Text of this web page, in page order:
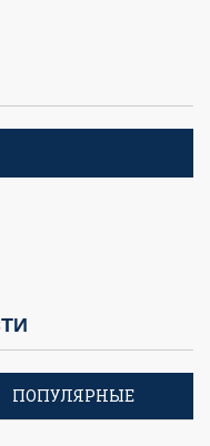
ПОПУЛЯРНЫЕ